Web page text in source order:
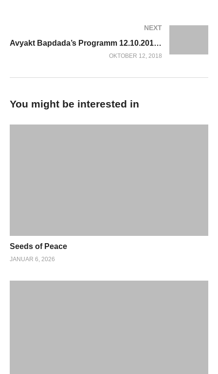
NEXT
Avyakt Bapdada’s Programm 12.10.2018 english
OKTOBER 12, 2018
You might be interested in
Seeds of Peace
JANUAR 6, 2026